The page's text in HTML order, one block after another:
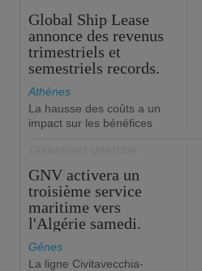
Global Ship Lease
annonce des revenus
trimestriels et
semestriels records.
Athènes
La hausse des coûts a un
impact sur les bénéfices
GNV activera un
troisième service
maritime vers
l'Algérie samedi.
Gênes
La ligne Civitavecchia-